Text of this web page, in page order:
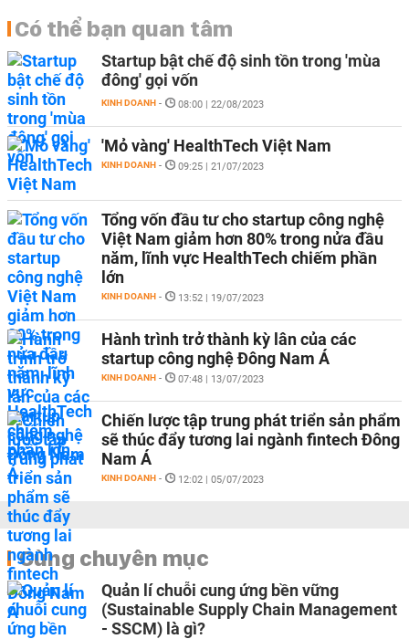
Có thể bạn quan tâm
Startup bật chế độ sinh tồn trong 'mùa
đông' gọi vốn
KINH DOANH - 08:00 | 22/08/2023
'Mỏ vàng' HealthTech Việt Nam
KINH DOANH - 09:25 | 21/07/2023
Tổng vốn đầu tư cho startup công nghệ
Việt Nam giảm hơn 80% trong nửa đầu
năm, lĩnh vực HealthTech chiếm phần
lớn
KINH DOANH - 13:52 | 19/07/2023
Hành trình trở thành kỳ lân của các
startup công nghệ Đông Nam Á
KINH DOANH - 07:48 | 13/07/2023
Chiến lược tập trung phát triển sản phẩm
sẽ thúc đẩy tương lai ngành fintech Đông
Nam Á
KINH DOANH - 12:02 | 05/07/2023
Cùng chuyên mục
Quản lí chuỗi cung ứng bền vững
(Sustainable Supply Chain Management
- SSCM) là gì?